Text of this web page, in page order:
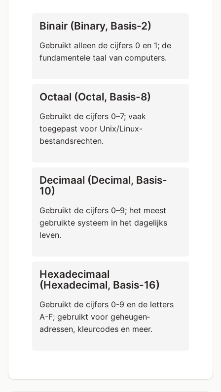
Binair (Binary, Basis-2)
Gebruikt alleen de cijfers 0 en 1; de
fundamentele taal van computers.
Octaal (Octal, Basis-8)
Gebruikt de cijfers 0–7; vaak
toegepast voor Unix/Linux-
bestandsrechten.
Decimaal (Decimal, Basis-
10)
Gebruikt de cijfers 0–9; het meest
gebruikte systeem in het dagelijks
leven.
Hexadecimaal
(Hexadecimal, Basis-16)
Gebruikt de cijfers 0-9 en de letters
A-F; gebruikt voor geheugen­
adressen, kleurcodes en meer.